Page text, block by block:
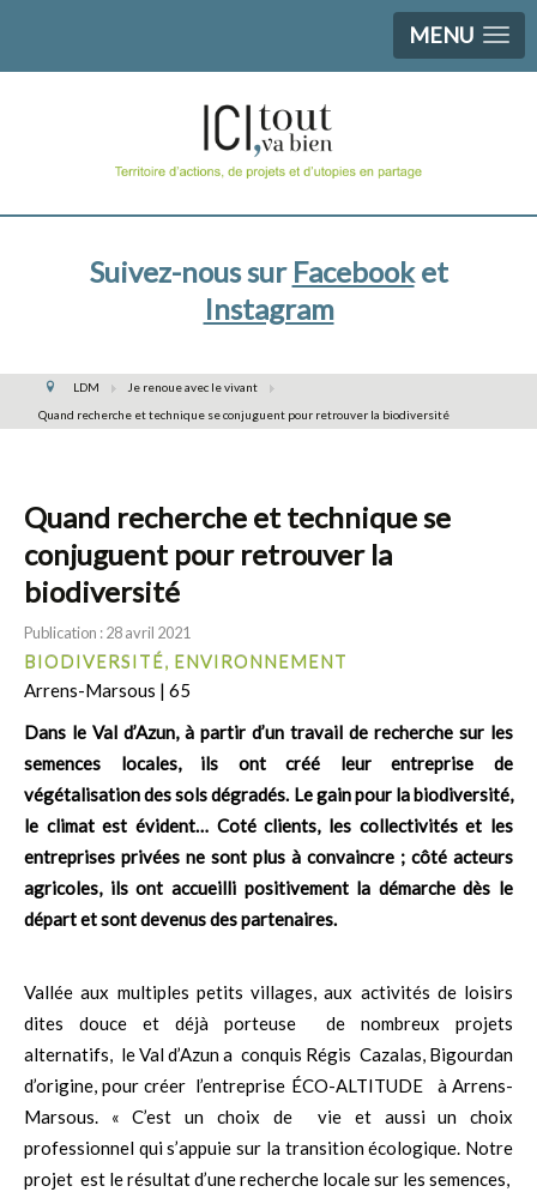
MENU
Suivez-nous sur Facebooket
Instagram
LDM
Je renoue avec le vivant
Quand recherche et technique se conjuguent pour retrouver la biodiversité
Quand recherche et technique se
conjuguent pour retrouver la
biodiversité
Publication : 28 avril 2021
BIODIVERSITÉ, ENVIRONNEMENT
Arrens-Marsous | 65
Dans le Val d’Azun, à partir d’un travail de recherche sur les
semences locales, ils ont créé leur entreprise de
végétalisation des sols dégradés. Le gain pour la biodiversité,
le climat est évident… Coté clients, les collectivités et les
entreprises privées ne sont plus à convaincre ; côté acteurs
agricoles, ils ont accueilli positivement la démarche dès le
départ et sont devenus des partenaires.
Vallée aux multiples petits villages, aux activités de loisirs
dites douce et déjà porteuse de nombreux projets
alternatifs, le Val d’Azun a conquis Régis Cazalas, Bigourdan
d’origine, pour créer l’entreprise ÉCO-ALTITUDE à Arrens-
Marsous. « C’est un choix de vie et aussi un choix
professionnel qui s’appuie sur la transition écologique. Notre
projet est le résultat d’une recherche locale sur les semences,